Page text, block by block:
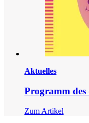
Aktuelles
Programm des
Zum Artikel